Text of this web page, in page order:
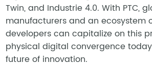
Twin, and Industrie 4.0. With PTC,
manufacturers and an ecosystem
developers can capitalize on this
physical digital convergence
future of innovation.